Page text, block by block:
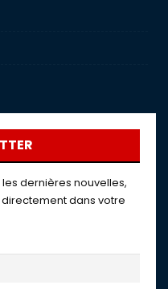
dernières nouvelles,
dans votre